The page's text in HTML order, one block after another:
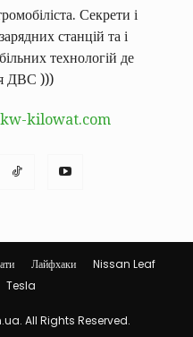
Секрети і
станцій та і
технологій де
ДВС )))
kilowat.com
Лайфхаки
Nissan Leaf
Tesla
All Rights Reserved.